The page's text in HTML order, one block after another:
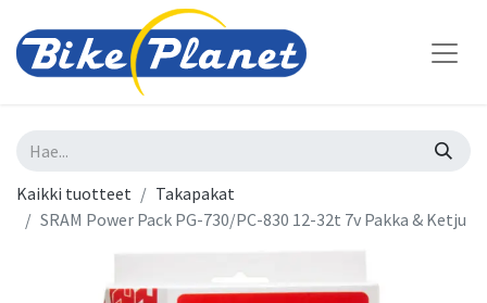
Kaikki tuotteet
Takapakat
SRAM Power Pack PG-730/PC-830 12-32t 7v Pakka & Ketju